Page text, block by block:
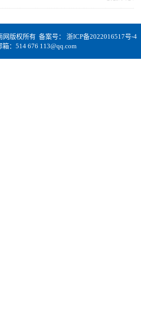
网版权所有 备案号： 浙ICP备2022016517号-4
箱：514 676 113@qq.com